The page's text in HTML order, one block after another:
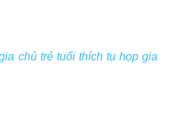
chủ trẻ tuổi thích tụ họp gia